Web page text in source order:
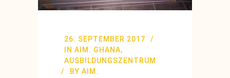
26. SEPTEMBER 2017
IN AIM. GHANA,
AUSBILDUNGSZENTRUM
BY AIM.